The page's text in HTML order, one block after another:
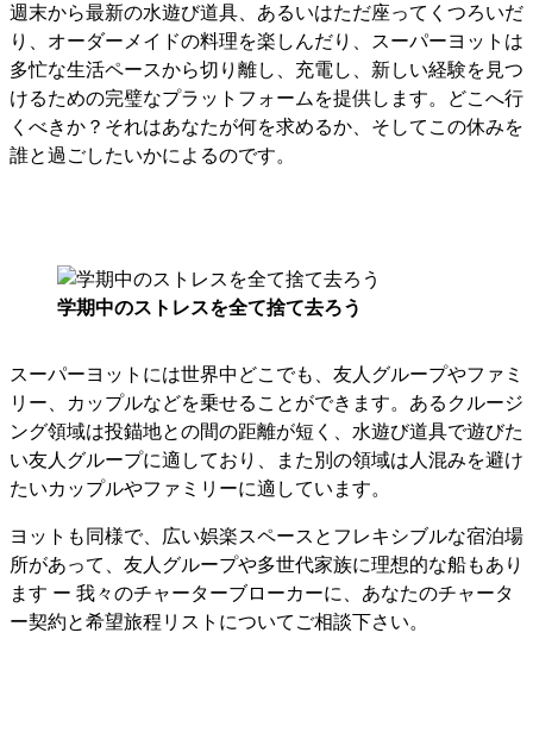
週末から最新の水遊び道具、あるいはただ座ってくつろいだ
り、オーダーメイドの料理を楽しんだり、スーパーヨットは
多忙な生活ペースから切り離し、充電し、新しい経験を見つ
けるための完璧なプラットフォームを提供します。どこへ行
くべきか？それはあなたが何を求めるか、そしてこの休みを
誰と過ごしたいかによるのです。
学期中のストレスを全て捨て去ろう
スーパーヨットには世界中どこでも、友人グループやファミ
リー、カップルなどを乗せることができます。あるクルージ
ング領域は投錨地との間の距離が短く、水遊び道具で遊びた
い友人グループに適しており、また別の領域は人混みを避け
たいカップルやファミリーに適しています。
ヨットも同様で、広い娯楽スペースとフレキシブルな宿泊場
所があって、友人グループや多世代家族に理想的な船もあり
ます ー 我々のチャーターブローカーに、あなたのチャータ
ー契約と希望旅程リストについてご相談下さい。